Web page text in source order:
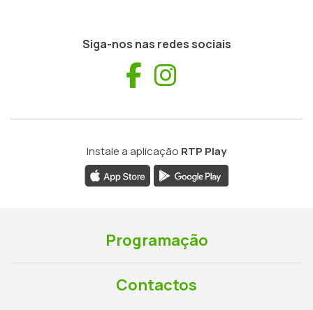
Siga-nos nas redes sociais
Facebook
Instale a aplicação RTP Play
Programação
Contactos